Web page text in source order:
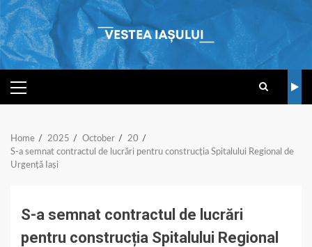
Skip
to
content
PRIMARY
MENU
Home 2025 October
20
S-a semnat contractul de lucrări pentru construcția Spitalului Regional de
Urgență Iași
S-a semnat contractul de lucrări
pentru construcția Spitalului Regional